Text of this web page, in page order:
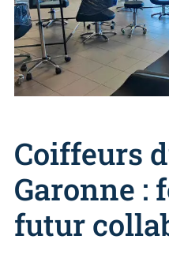
Coiffeurs
Garonne :
futur